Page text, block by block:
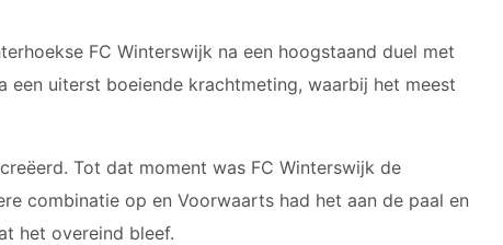
FC Winterswijk na een hoogstaand duel met
uiterst boeiende krachtmeting, waarbij het meest
Tot dat moment was FC Winterswijk de
combinatie op en Voorwaarts had het aan de paal en
het overeind bleef.